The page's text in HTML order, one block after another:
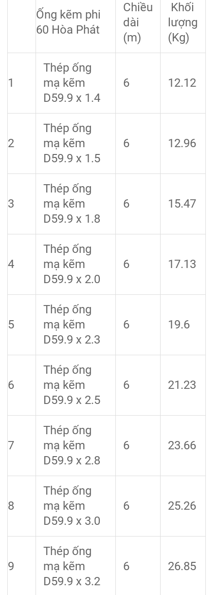
Ống kẽm phi
60 Hòa Phát
Chiều
dài
(m)
Khối
lượng
(Kg)
1
Thép ống
mạ kẽm
D59.9 x 1.4
6 12.12
2
Thép ống
mạ kẽm
D59.9 x 1.5
6 12.96
3
Thép ống
mạ kẽm
D59.9 x 1.8
6 15.47
4
Thép ống
mạ kẽm
D59.9 x 2.0
6 17.13
5
Thép ống
mạ kẽm
D59.9 x 2.3
6 19.6
6
Thép ống
mạ kẽm
D59.9 x 2.5
6 21.23
7
Thép ống
mạ kẽm
D59.9 x 2.8
6 23.66
8
Thép ống
mạ kẽm
D59.9 x 3.0
6 25.26
9
Thép ống
mạ kẽm
D59.9 x 3.2
6 26.85